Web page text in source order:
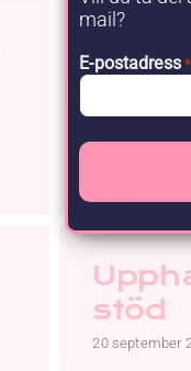
stöd
20 september
mail?
E-postadress *